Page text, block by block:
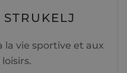
la vie sportive et aux